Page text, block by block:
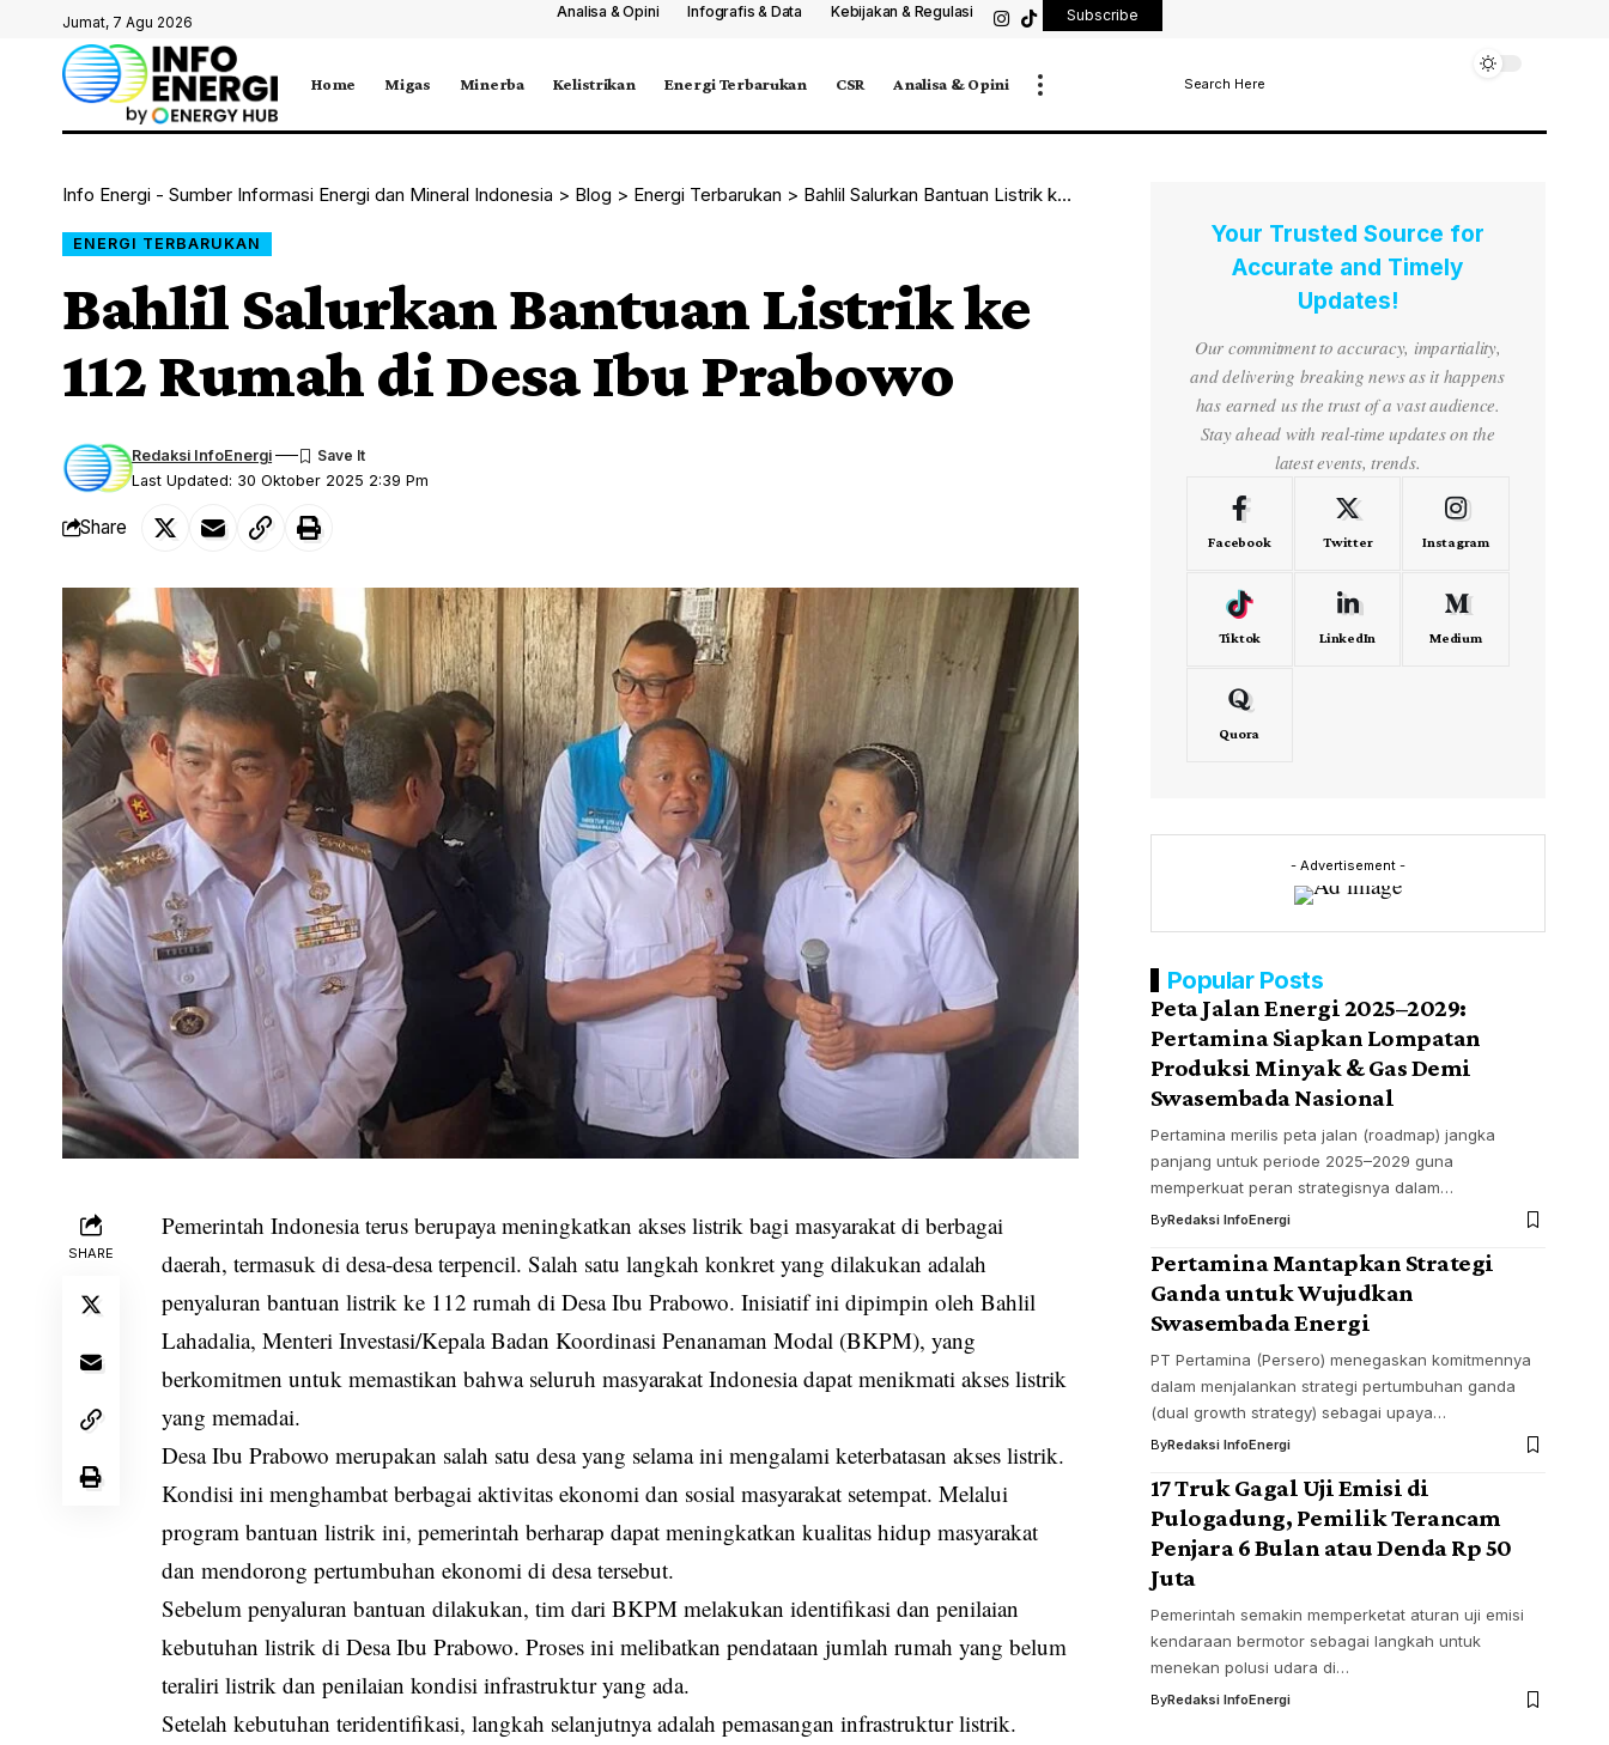
Jumat, 7 Agu 2026
Analisa & Opini Infografis & Data Kebijakan & Regulasi Subscribe
Home Migas Minerba Kelistrikan Energi Terbarukan CSR Analisa & Opini Search Here
Info Energi - Sumber Informasi Energi dan Mineral Indonesia > Blog > Energi Terbarukan > Bahlil Salurkan Bantuan Listrik ke 112 Rumah di Desa Ibu Prabowo
ENERGI TERBARUKAN
Bahlil Salurkan Bantuan Listrik ke
112 Rumah di Desa Ibu Prabowo
Last Updated: 30 Oktober 2025 2:39 Pm
Redaksi InfoEnergi
Share
SHARE
Pemerintah Indonesia terus berupaya meningkatkan akses listrik bagi masyarakat di berbagai
daerah, termasuk di desa-desa terpencil. Salah satu langkah konkret yang dilakukan adalah
penyaluran bantuan listrik ke 112 rumah di Desa Ibu Prabowo. Inisiatif ini dipimpin oleh Bahlil
Lahadalia, Menteri Investasi/Kepala Badan Koordinasi Penanaman Modal (BKPM), yang
berkomitmen untuk memastikan bahwa seluruh masyarakat Indonesia dapat menikmati akses listrik
yang memadai.
Desa Ibu Prabowo merupakan salah satu desa yang selama ini mengalami keterbatasan akses listrik.
Kondisi ini menghambat berbagai aktivitas ekonomi dan sosial masyarakat setempat. Melalui
program bantuan listrik ini, pemerintah berharap dapat meningkatkan kualitas hidup masyarakat
dan mendorong pertumbuhan ekonomi di desa tersebut.
Sebelum penyaluran bantuan dilakukan, tim dari BKPM melakukan identifikasi dan penilaian
kebutuhan listrik di Desa Ibu Prabowo. Proses ini melibatkan pendataan jumlah rumah yang belum
teraliri listrik dan penilaian kondisi infrastruktur yang ada.
Setelah kebutuhan teridentifikasi, langkah selanjutnya adalah pemasangan infrastruktur listrik.
Your Trusted Source for
Accurate and Timely
Updates!
Our commitment to accuracy, impartiality,
and delivering breaking news as it happens
has earned us the trust of a vast audience.
Stay ahead with real-time updates on the
latest events, trends.
Facebook Twitter Instagram
Tiktok LinkedIn Medium
Quora
- Advertisement -
Popular Posts
Peta Jalan Energi 2025–2029:
Pertamina Siapkan Lompatan
Produksi Minyak & Gas Demi
Swasembada Nasional
Pertamina merilis peta jalan (roadmap) jangka
panjang untuk periode 2025–2029 guna
memperkuat peran strategisnya dalam…
ByRedaksi InfoEnergi
Pertamina Mantapkan Strategi
Ganda untuk Wujudkan
Swasembada Energi
PT Pertamina (Persero) menegaskan komitmennya
dalam menjalankan strategi pertumbuhan ganda
(dual growth strategy) sebagai upaya…
ByRedaksi InfoEnergi
17 Truk Gagal Uji Emisi di
Pulogadung, Pemilik Terancam
Penjara 6 Bulan atau Denda Rp 50
Juta
Pemerintah semakin memperketat aturan uji emisi
kendaraan bermotor sebagai langkah untuk
menekan polusi udara di…
ByRedaksi InfoEnergi